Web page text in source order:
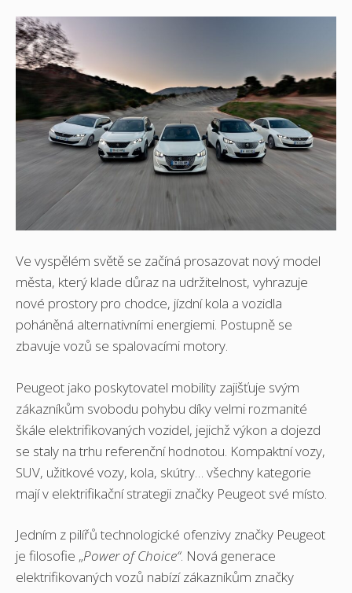
Ve vyspělém světě se začíná prosazovat nový model
města, který klade důraz na udržitelnost, vyhrazuje
nové prostory pro chodce, jízdní kola a vozidla
poháněná alternativními energiemi. Postupně se
zbavuje vozů se spalovacími motory.
Peugeot jako poskytovatel mobility zajišťuje svým
zákazníkům svobodu pohybu díky velmi rozmanité
škále elektrifikovaných vozidel, jejichž výkon a dojezd
se staly na trhu referenční hodnotou. Kompaktní vozy,
SUV, užitkové vozy, kola, skútry… všechny kategorie
mají v elektrifikační strategii značky Peugeot své místo.
Jedním z pilířů technologické ofenzivy značky Peugeot
je filosofie „Power of Choice“. Nová generace
elektrifikovaných vozů nabízí zákazníkům značky